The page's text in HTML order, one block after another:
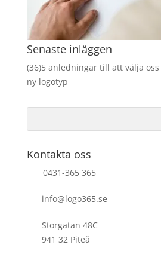
Senaste inläggen
(36)5 anledningar till att välja
ny logotyp
Kontakta oss
0431-365 365
info@logo365.se
Storgatan 48C
941 32 Piteå